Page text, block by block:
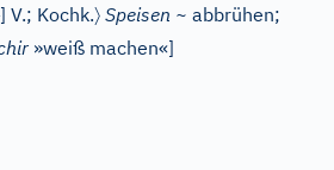
] V.; Kochk.〉 Speisen ~ abbrühen;
»weiß machen«]